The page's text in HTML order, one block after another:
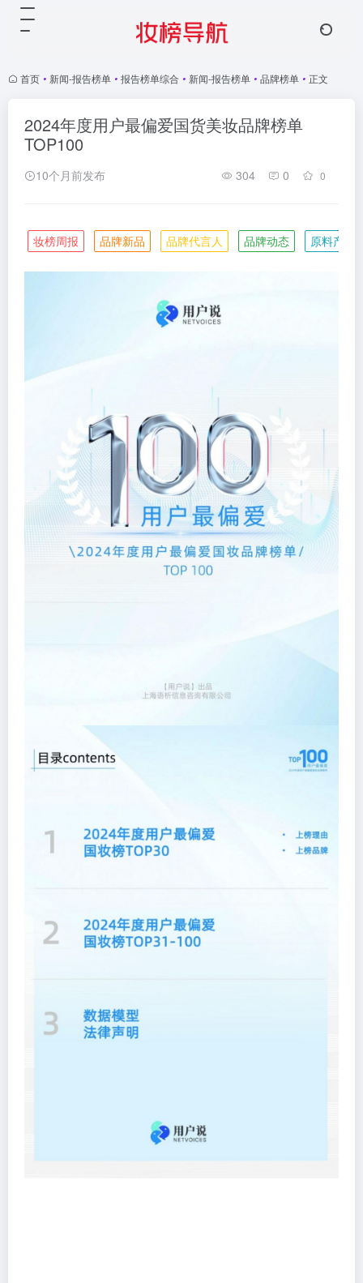
首页 • 新闻-报告榜单 • 报告榜单综合 • 新闻-报告榜单 • 品牌榜单 • 正文
2024年度用户最偏爱国货美妆品牌榜单
TOP100
10个月前发布 304 0 0
妆榜周报 品牌新品 品牌代言人 品牌动态 原料产业